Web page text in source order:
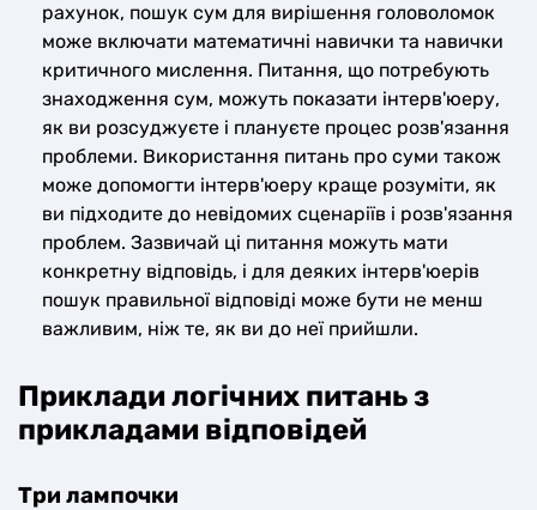
рахунок, пошук сум для вирішення головоломок
може включати математичні навички та навички
критичного мислення. Питання, що потребують
знаходження сум, можуть показати інтерв'юеру,
як ви розсуджуєте і плануєте процес розв'язання
проблеми. Використання питань про суми також
може допомогти інтерв'юеру краще розуміти, як
ви підходите до невідомих сценаріїв і розв'язання
проблем. Зазвичай ці питання можуть мати
конкретну відповідь, і для деяких інтерв'юерів
пошук правильної відповіді може бути не менш
важливим, ніж те, як ви до неї прийшли.
Приклади логічних питань з
прикладами відповідей
Три лампочки